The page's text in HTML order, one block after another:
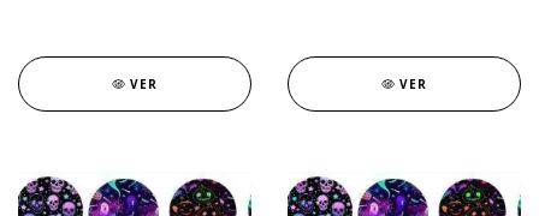
VER VER